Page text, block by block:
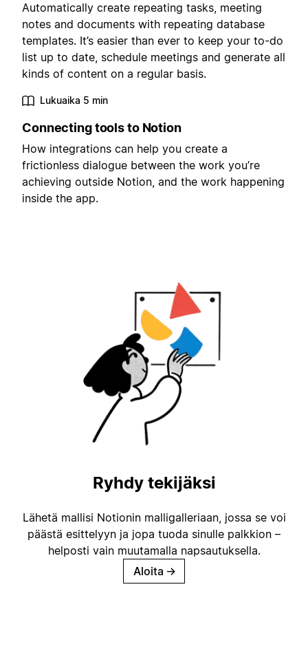
Automatically create repeating tasks, meeting
notes and documents with repeating database
templates. It’s easier than ever to keep your to-do
list up to date, schedule meetings and generate all
kinds of content on a regular basis.
Lukuaika 5 min
Connecting tools to Notion
How integrations can help you create a
frictionless dialogue between the work you’re
achieving outside Notion, and the work happening
inside the app.
Ryhdy tekijäksi
Lähetä mallisi Notionin malligalleriaan, jossa se voi
päästä esittelyyn ja jopa tuoda sinulle palkkion –
helposti vain muutamalla napsautuksella.
Aloita →